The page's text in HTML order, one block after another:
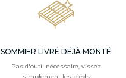
SOMMIER LIVRÉ DÉJÀ MONTÉ
Pas d'outil nécessaire, vissez